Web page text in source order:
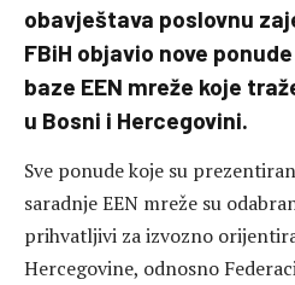
obavještava poslovnu
FBiH objavio nove
baze EEN mreže koje
u Bosni i Hercegovini.
Sve ponude koje su
saradnje EEN mreže su
prihvatljivi za izvozno
Hercegovine, odnosno